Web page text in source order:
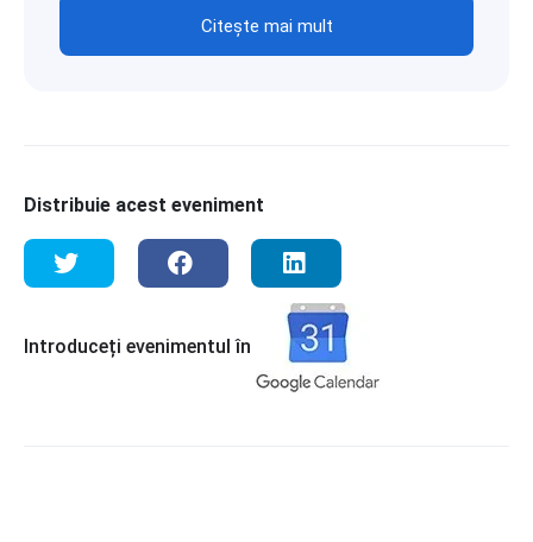
Citește mai mult
Distribuie acest eveniment
Introduceți evenimentul în